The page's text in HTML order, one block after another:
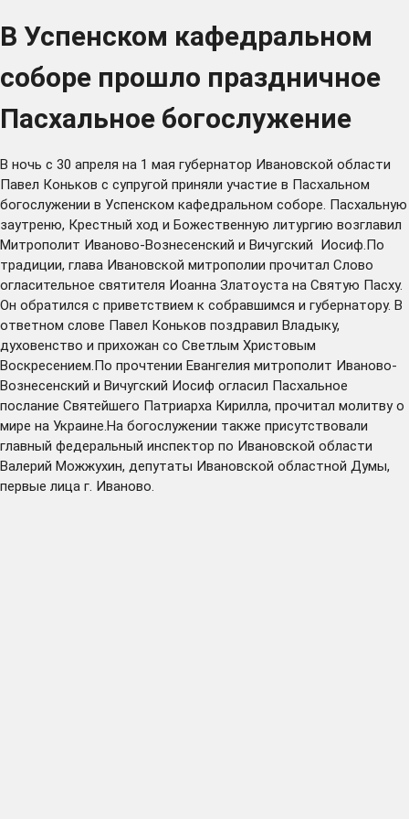
В Успенском кафедральном
соборе прошло праздничное
Пасхальное богослужение
В ночь с 30 апреля на 1 мая губернатор Ивановской области
Павел Коньков с супругой приняли участие в Пасхальном
богослужении в Успенском кафедральном соборе. Пасхальную
заутреню, Крестный ход и Божественную литургию возглавил
Митрополит Иваново-Вознесенский и Вичугский Иосиф.По
традиции, глава Ивановской митрополии прочитал Слово
огласительное святителя Иоанна Златоуста на Святую Пасху.
Он обратился с приветствием к собравшимся и губернатору. В
ответном слове Павел Коньков поздравил Владыку,
духовенство и прихожан со Светлым Христовым
Воскресением.По прочтении Евангелия митрополит Иваново-
Вознесенский и Вичугский Иосиф огласил Пасхальное
послание Святейшего Патриарха Кирилла, прочитал молитву о
мире на Украине.На богослужении также присутствовали
главный федеральный инспектор по Ивановской области
Валерий Можжухин, депутаты Ивановской областной Думы,
первые лица г. Иваново.